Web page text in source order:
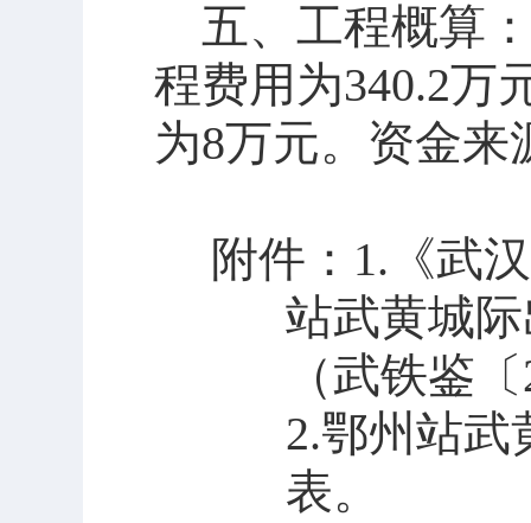
五、工程概算
程费用为340.2万
为8万元。资金来
附件： 1. 《武
站武黄城
（武铁鉴 〔
2.鄂州站武
表。